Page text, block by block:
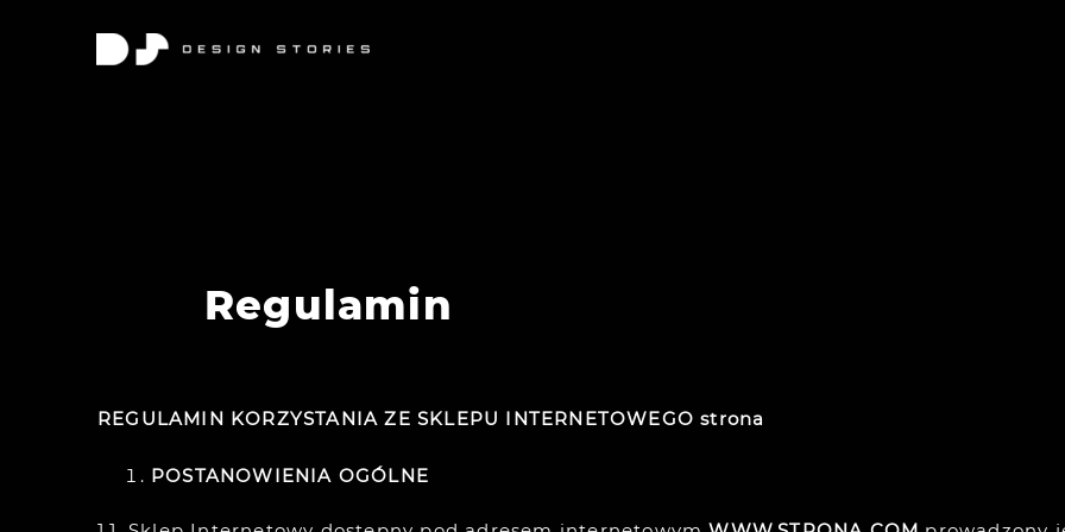
Regulamin
REGULAMIN KORZYSTANIA ZE SKLEPU INTERNETOWEGO strona
POSTANOWIENIA OGÓLNE